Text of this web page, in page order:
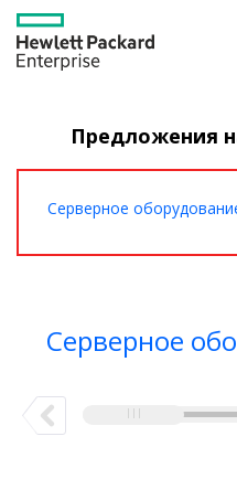
Предложения
Серверное
Серверное